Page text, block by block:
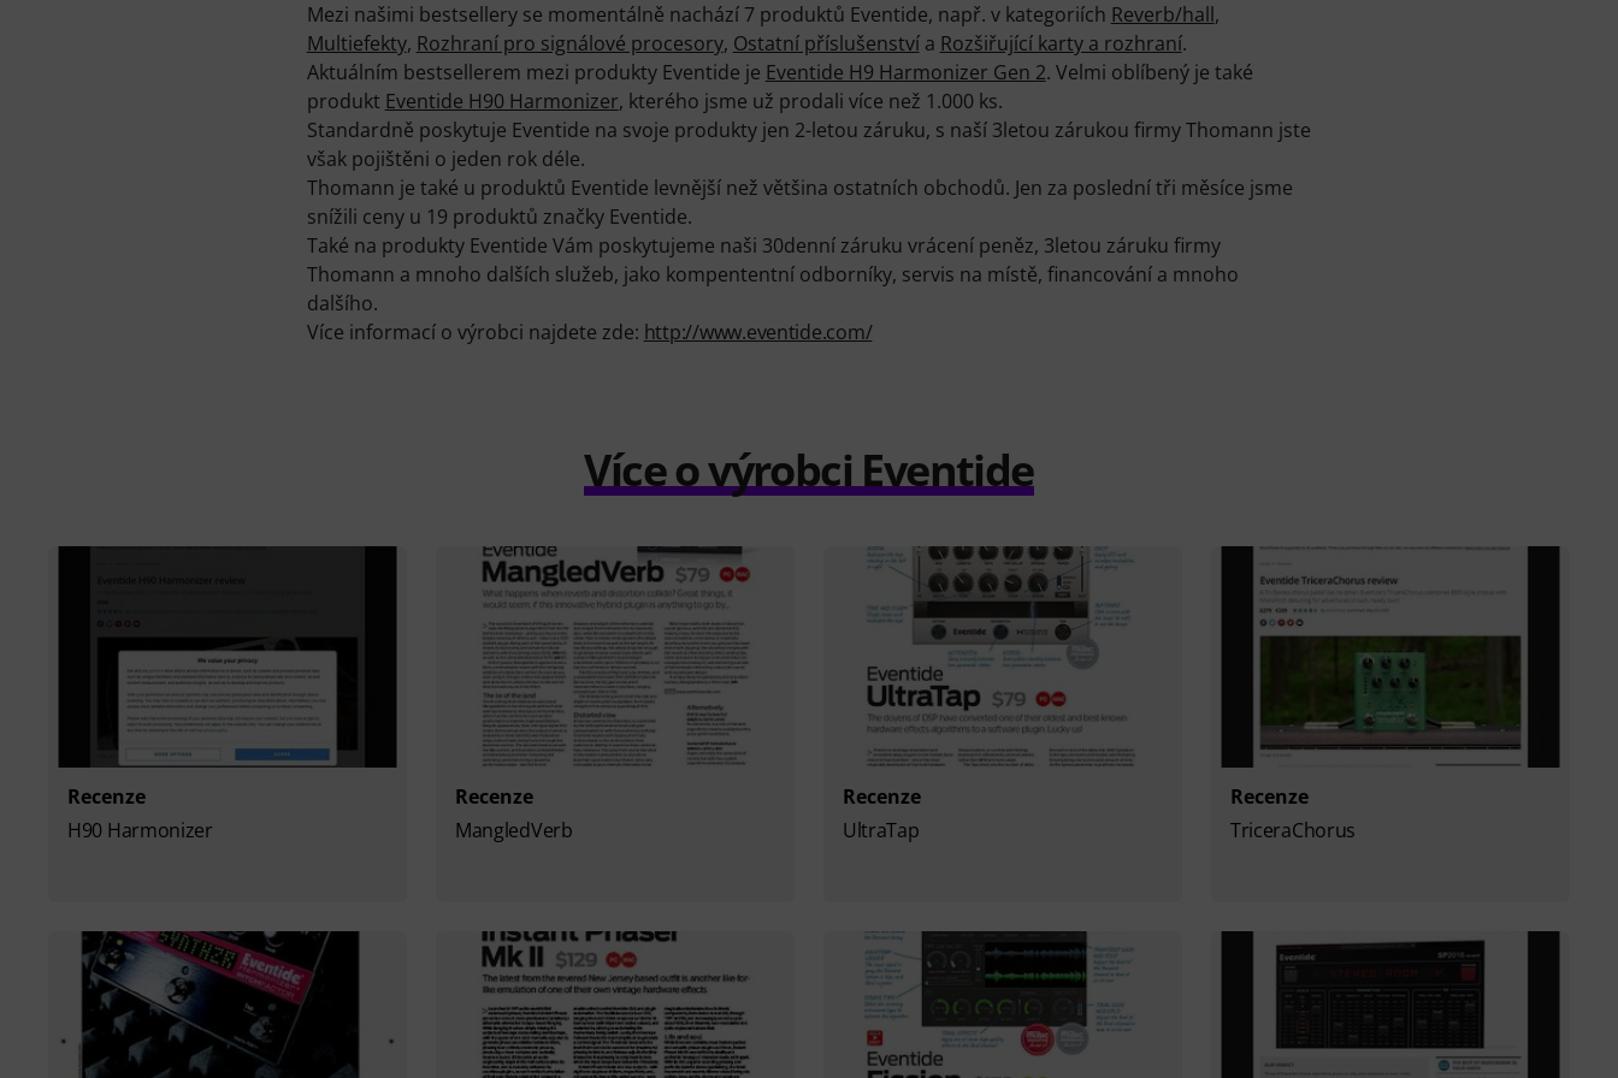
Mezi našimi bestsellery se momentálně nachází 7 produktů Eventide, např. v kategoriích Reverb/hall,
Multiefekty, Rozhraní pro signálové procesory, Ostatní příslušenstvía Rozšiřující karty a rozhraní.
Aktuálním bestsellerem mezi produkty Eventide je Eventide H9 Harmonizer Gen 2. Velmi oblíbený je také
produkt Eventide H90 Harmonizer, kterého jsme už prodali více než 1.000 ks.
Standardně poskytuje Eventide na svoje produkty jen 2-letou záruku, s naší 3letou zárukou firmy Thomann jste
však pojištěni o jeden rok déle.
Thomann je také u produktů Eventide levnější než většina ostatních obchodů. Jen za poslední tři měsíce jsme
snížili ceny u 19 produktů značky Eventide.
Také na produkty Eventide Vám poskytujeme naši 30denní záruku vrácení peněz, 3letou záruku firmy
Thomann a mnoho dalších služeb, jako kompententní odborníky, servis na místě, financování a mnoho
dalšího.
Více informací o výrobci najdete zde: http://www.eventide.com/
Více o výrobci Eventide
Recenze
H90 Harmonizer
Recenze
MangledVerb
Recenze
UltraTap
Recenze
TriceraChorus